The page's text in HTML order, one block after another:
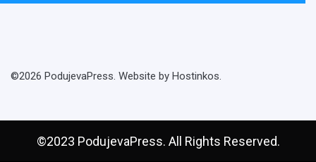
©2026 PodujevaPress. Website by Hostinkos.
©2023 PodujevaPress. All Rights Reserved.